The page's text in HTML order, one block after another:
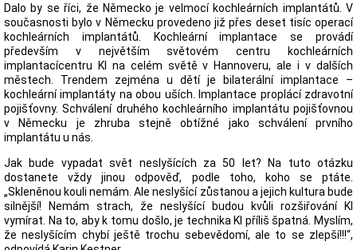
Dalo by se říci, že Německo je velmocí kochleárních implantátů. V
současnosti bylo v Německu provedeno již přes deset tisíc operací
kochleárních implantátů. Kochleární implantace se provádí
především v největším světovém centru kochleárních
implantacícentru KI na celém světě v Hannoveru, ale i v dalších
městech. Trendem zejména u dětí je bilaterální implantace –
kochleární implantáty na obou uších. Implantace proplácí zdravotní
pojišťovny. Schválení druhého kochleárního implantátu pojišťovnou
v Německu je zhruba stejně obtížné jako schválení prvního
implantátu u nás.
Jak bude vypadat svět neslyšících za 50 let? Na tuto otázku
dostanete vždy jinou odpověď, podle toho, koho se ptáte.
„Skleněnou kouli nemám. Ale neslyšící zůstanou a jejich kultura bude
silnější! Nemám strach, že neslyšící budou kvůli rozšiřování KI
vymírat. Na to, aby k tomu došlo, je technika KI příliš špatná. Myslím,
že neslyšícím chybí ještě trochu sebevědomí, ale to se zlepší!!!“,